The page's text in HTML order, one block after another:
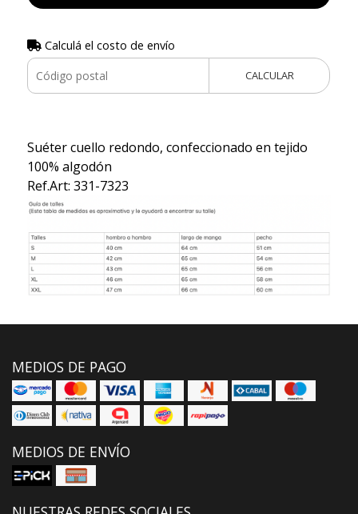
Calculá el costo de envío
CALCULAR
Suéter cuello redondo, confeccionado en tejido
100% algodón
Ref.Art: 331-7323
MEDIOS DE PAGO
MEDIOS DE ENVÍO